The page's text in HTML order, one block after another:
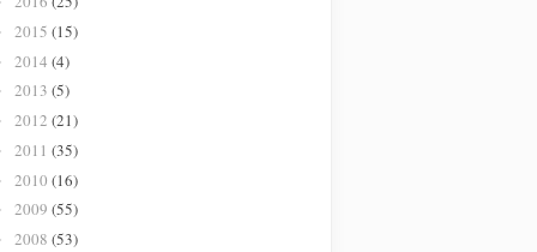
2015 (15)
2014 (4)
2013 (5)
2012 (21)
2011 (35)
2010 (16)
2009 (55)
2008 (53)